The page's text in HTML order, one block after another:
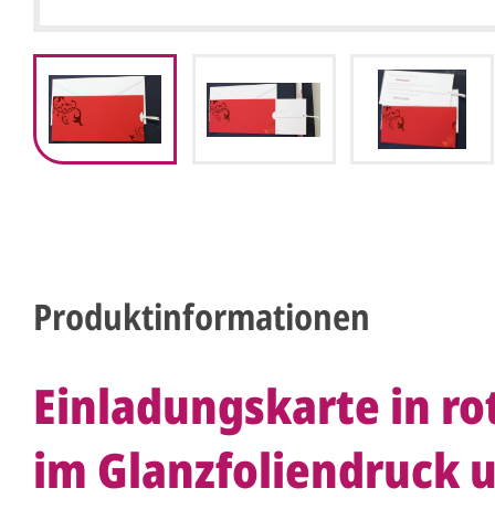
Produktinformationen
Einladungskarte in
im Glanzfoliendruck